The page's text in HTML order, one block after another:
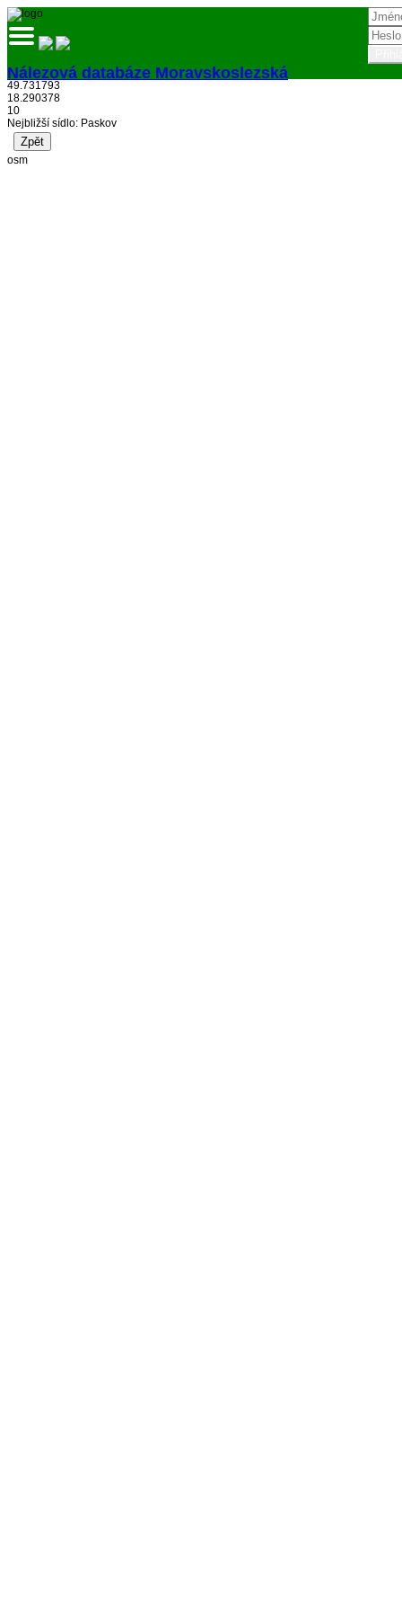
Nálezová databáze Moravskoslezská
Přihlásit
49.731793
18.290378
10
Nejbližší sídlo: Paskov
osm